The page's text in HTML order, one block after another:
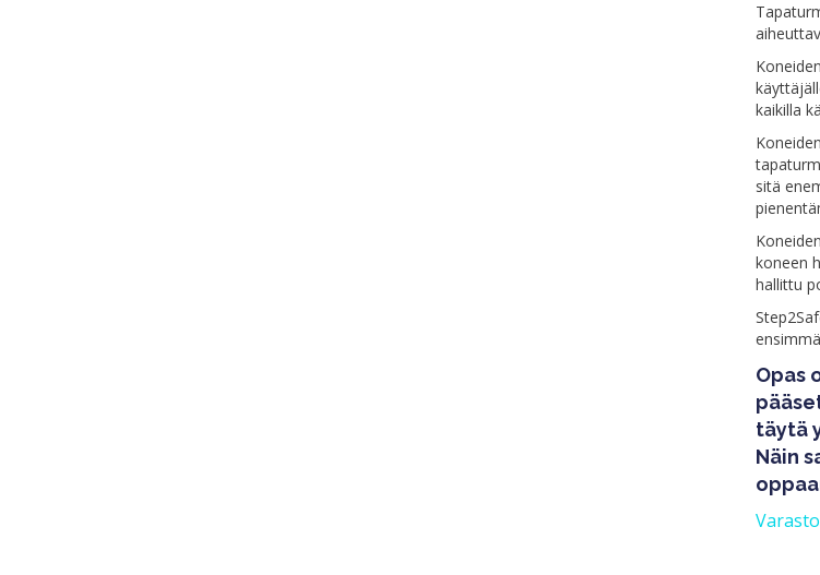
kaikilla
sitä
koneen
hallittu
Opas
täytä
Näin